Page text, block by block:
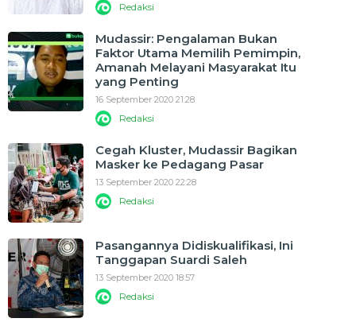
Redaksi
Mudassir: Pengalaman Bukan
Faktor Utama Memilih Pemimpin,
Amanah Melayani Masyarakat Itu
yang Penting
16 September 2020 21:28
Redaksi
Cegah Kluster, Mudassir Bagikan
Masker ke Pedagang Pasar
13 September 2020 22:28
Redaksi
Pasangannya Didiskualifikasi, Ini
Tanggapan Suardi Saleh
13 September 2020 18:57
Redaksi